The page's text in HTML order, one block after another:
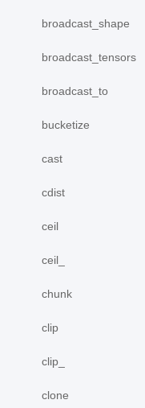
broadcast_shape
broadcast_tensors
broadcast_to
bucketize
cast
cdist
ceil
ceil_
chunk
clip
clip_
clone